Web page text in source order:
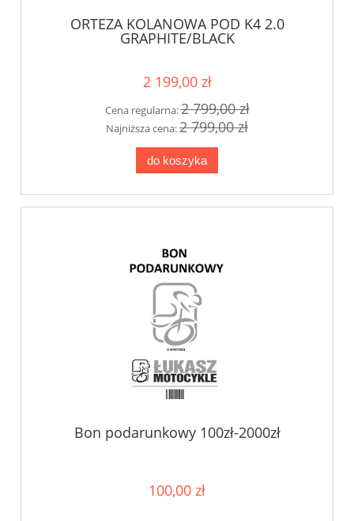
ORTEZA KOLANOWA POD K4 2.0
GRAPHITE/BLACK
2 199,00 zł
Cena regularna:2 799,00 zł
Najniższa cena:2 799,00 zł
do koszyka
Bon podarunkowy 100zł-2000zł
100,00 zł